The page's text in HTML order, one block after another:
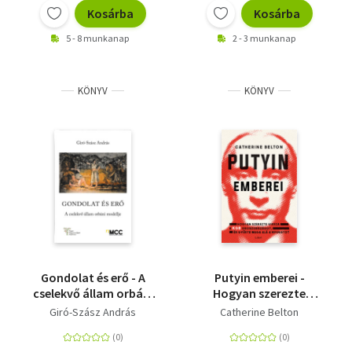
Kosárba
5 - 8 munkanap
Kosárba
2 - 3 munkanap
KÖNYV
Gondolat és erő - A
cselekvő állam orbáni
modellje
Giró-Szász András
KÖNYV
Putyin emberei -
Hogyan szerezte
vissza a KGB az
maga alá a Nyugatot
Catherine Belton